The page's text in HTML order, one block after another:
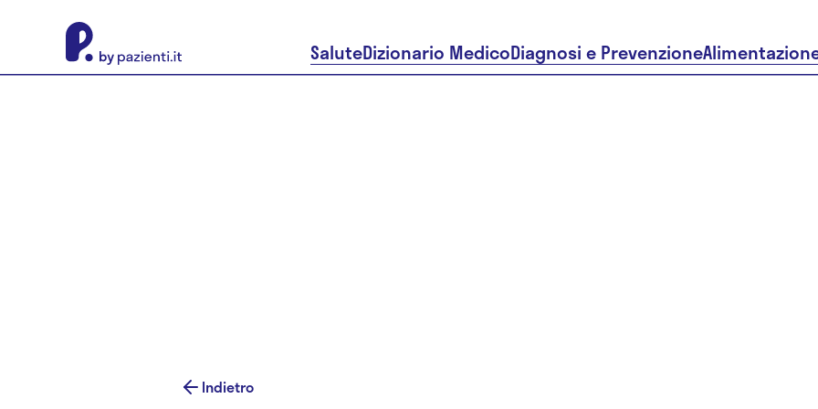
SaluteDizionario MedicoDiagnosi e Prevenzione
Indietro